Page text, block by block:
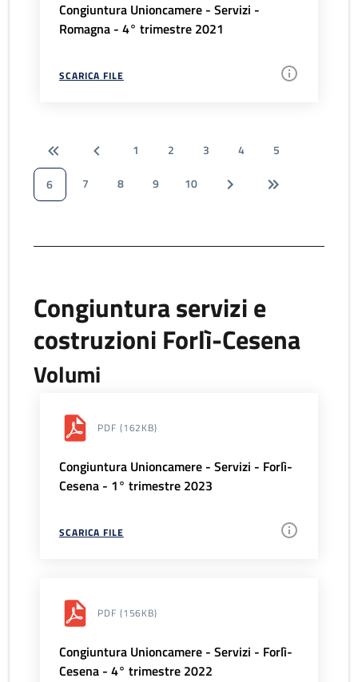
Congiuntura Unioncamere - Servizi -
Romagna - 4° trimestre 2021
SCARICA FILE
1 2 3 4
5
6
7 8 9 10
Congiuntura servizi e
costruzioni Forlì-Cesena
Volumi
PDF (162KB)
Congiuntura Unioncamere - Servizi - Forlì-
Cesena - 1° trimestre 2023
SCARICA FILE
PDF (156KB)
Congiuntura Unioncamere - Servizi - Forlì-
Cesena - 4° trimestre 2022